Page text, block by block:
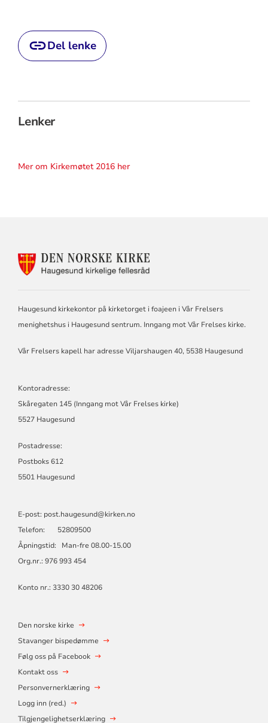
Del lenke
Lenker
Mer om Kirkemøtet 2016 her
KONTAKTINFORMASJON
FOR
FELLESRÅD
Haugesund kirkekontor på kirketorget i foajeen i Vår Frelsers
menighetshus i Haugesund sentrum. Inngang mot Vår Frelses kirke.
Vår Frelsers kapell har adresse Viljarshaugen 40, 5538 Haugesund
Kontoradresse:
Skåregaten 145 (Inngang mot Vår Frelses kirke)
5527 Haugesund
Postadresse:
Postboks 612
5501 Haugesund
E-post: post.haugesund@kirken.no
Telefon: 52809500
Åpningstid: Man-fre 08.00-15.00
Org.nr.: 976 993 454
Konto nr.: 3330 30 48206
Den norske kirke
Stavanger bispedømme
Følg oss på Facebook
Kontakt oss
Personvernerklæring
Logg inn (red.)
Tilgjengelighetserklæring